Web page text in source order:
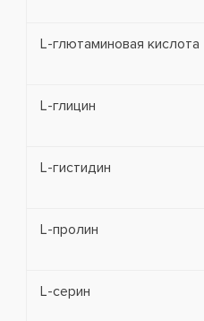
L-глютаминовая кислота
L-глицин
L-гистидин
L-пролин
L-серин